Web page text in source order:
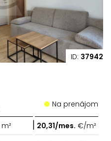
ID: 37942
Na prenájom
m² | 20,31/mes. €/m²